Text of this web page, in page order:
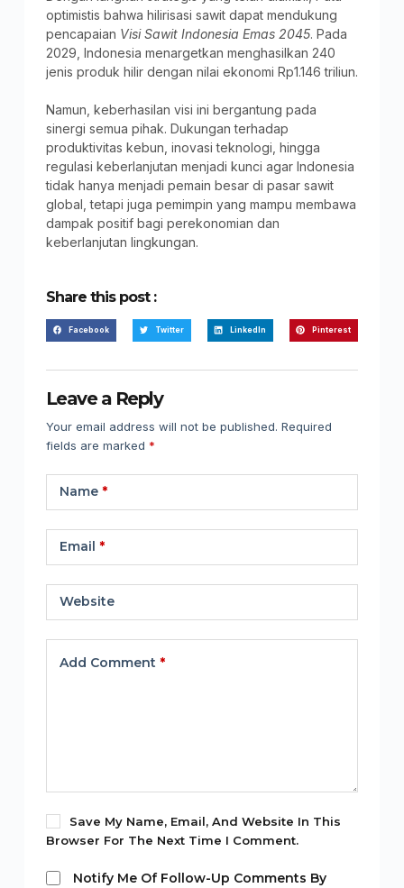
optimistis bahwa hilirisasi sawit dapat mendukung
pencapaian Visi Sawit Indonesia Emas 2045. Pada
2029, Indonesia menargetkan menghasilkan 240
jenis produk hilir dengan nilai ekonomi Rp1.146 triliun.
Namun, keberhasilan visi ini bergantung pada
sinergi semua pihak. Dukungan terhadap
produktivitas kebun, inovasi teknologi, hingga
regulasi keberlanjutan menjadi kunci agar Indonesia
tidak hanya menjadi pemain besar di pasar sawit
global, tetapi juga pemimpin yang mampu membawa
dampak positif bagi perekonomian dan
keberlanjutan lingkungan.
Share this post :
Facebook Twitter LinkedIn Pinterest
Leave a Reply
Your email address will not be published. Required
fields are marked *
Name*
Email *
Website
Add Comment *
Save My Name, Email, And Website In This
Browser For The Next Time I Comment.
Notify Me Of Follow-Up Comments By